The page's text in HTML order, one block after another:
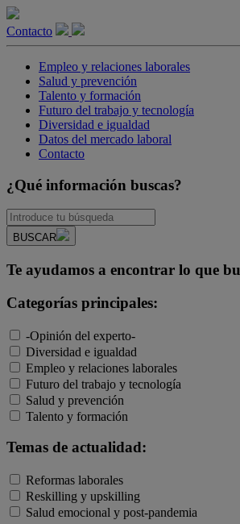
Contacto
Empleo y relaciones laborales
Salud y prevención
Talento y formación
Futuro del trabajo y tecnología
Diversidad e igualdad
Datos del mercado laboral
Contacto
¿Qué información buscas?
BUSCAR
Te ayudamos a encontrar lo que
Categorías principales:
-Opinión del experto-
Diversidad e igualdad
Empleo y relaciones laborales
Futuro del trabajo y tecnología
Salud y prevención
Talento y formación
Temas de actualidad:
Reformas laborales
Reskilling y upskilling
Salud emocional y post-pandemia